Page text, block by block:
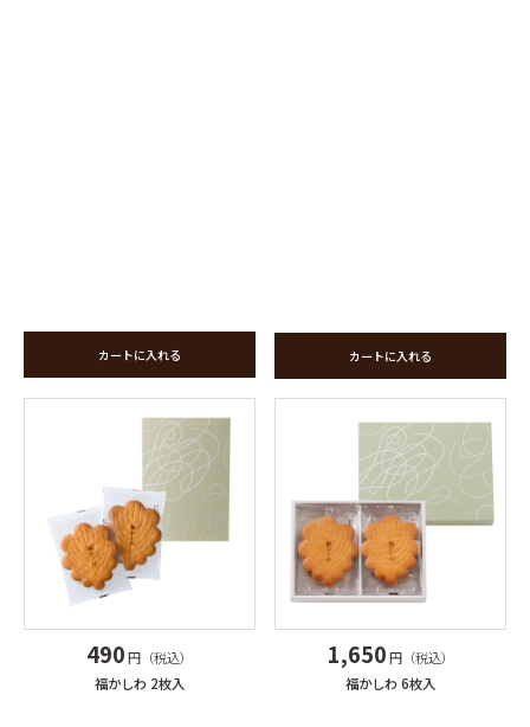
カートに入れる カートに入れる
490円（税込）
福かしわ 2枚入
1,650円（税込）
福かしわ 6枚入